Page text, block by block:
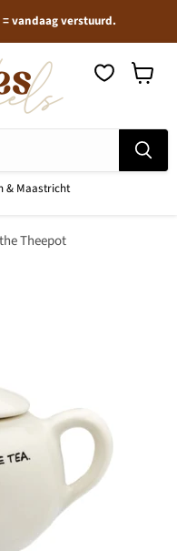
vandaag verstuurd.
& Maastricht
Theepot